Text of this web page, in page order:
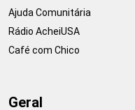
Ajuda Comunitária
Rádio AcheiUSA
Café com Chico
Geral